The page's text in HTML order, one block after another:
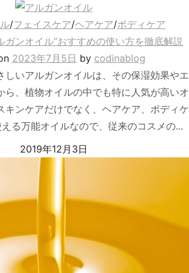
/フェイスケア/ヘアケア/ボディケア
ガンオイル”おすすめの使い方を徹底解説
2023年7月5日 by codinablog
しいアルガンオイルは、その保湿効果やエ
ら、植物オイルの中でも特に人気が高いオ
キンケアだけでなく、ヘアケア、ボディケ
る万能オイルなので、従来のコスメの...
2019年12月3日